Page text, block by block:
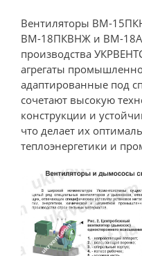
Вентиляторы ВМ-
ВМ-18ПКВНЖ и ВМ-
производства
агрегаты
адаптированные под
сочетают высокую
конструкции и
что делает их
теплоэнергетики и